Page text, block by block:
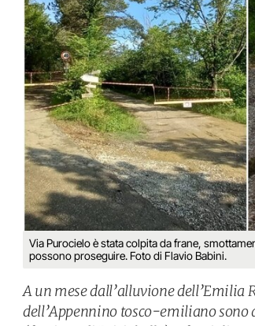
Via Purocielo è stata colpita da frane,
possono proseguire. Foto di Flavio Babini.
A un mese dall’alluvione dell’Emilia
dell’Appennino tosco-emiliano